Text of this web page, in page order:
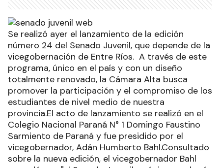
Se realizó ayer el lanzamiento de la edición
número 24 del Senado Juvenil, que depende de la
vicegobernación de Entre Ríos. A través de este
programa, único en el país y con un diseño
totalmente renovado, la Cámara Alta busca
promover la participación y el compromiso de los
estudiantes de nivel medio de nuestra
provincia.El acto de lanzamiento se realizó en el
Colegio Nacional Paraná N° 1 Domingo Faustino
Sarmiento de Paraná y fue presidido por el
vicegobernador, Adán Humberto Bahl.Consultado
sobre la nueva edición, el vicegobernador Bahl